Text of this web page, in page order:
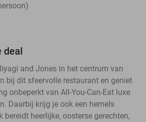
deal
and Jones in het centrum van
bij dit sfeervolle restaurant en geniet
onbeperkt van All-You-Can-Eat luxe
Daarbij krijg je ook een hemels
bereidt heerlijke, oosterse gerechten,